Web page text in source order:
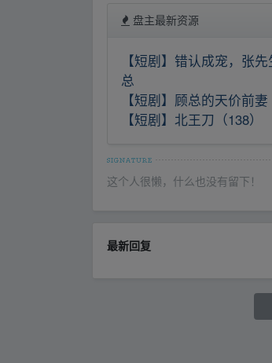
盘主最新资源
【短剧】错认成宠，张
总
【短剧】顾总的天价前妻
【短剧】北王刀（138）
这个人很懒，什么也没有留下！
最新回复